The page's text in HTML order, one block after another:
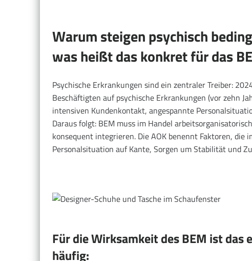
Warum steigen psychisch
was heißt das konkret für das
Psychische Erkrankungen sind ein zentraler Treiber:
Beschäftigten auf psychische Erkrankungen (vor zehn
intensiven Kundenkontakt, angespannte
Daraus folgt: BEM muss im Handel
konsequent integrieren. Die AOK benennt Faktoren,
Personalsituation auf Kante, Sorgen um Stabilität und
Für die Wirksamkeit des BEM ist
häufig: